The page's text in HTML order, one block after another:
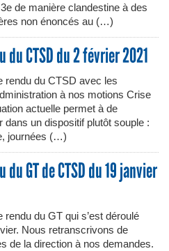
de manière clandestine à des
non énoncés au (…)
du CTSD du 2 février 2021
rendu du CTSD avec les
à nos motions Crise
actuelle permet à de
dans un dispositif plutôt souple :
journées (…)
du GT de CTSD du 19 janvier
rendu du GT qui s’est déroulé
Nous retranscrivons de
de la direction à nos demandes.